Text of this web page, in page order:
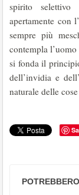
spirito selettivo
apertamente con
sempre più
contempla
si fonda il
dell’invidia e
naturale delle